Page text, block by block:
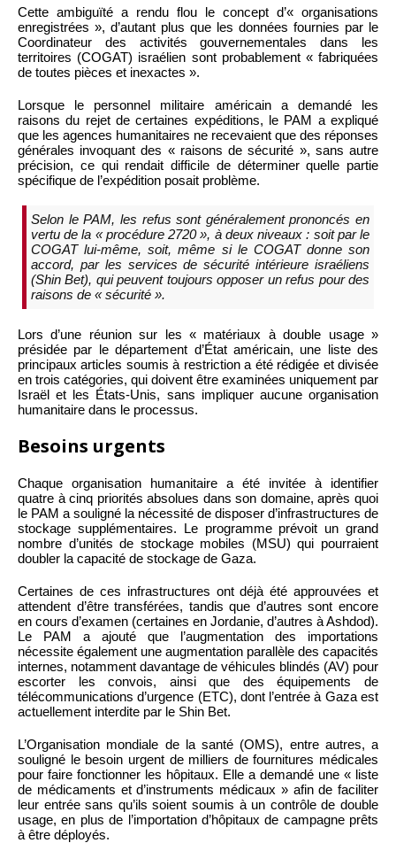
Cette ambiguïté a rendu flou le concept d’« organisations
enregistrées », d’autant plus que les données fournies par le
Coordinateur des activités gouvernementales dans les
territoires (COGAT) israélien sont probablement « fabriquées
de toutes pièces et inexactes ».
Lorsque le personnel militaire américain a demandé les
raisons du rejet de certaines expéditions, le PAM a expliqué
que les agences humanitaires ne recevaient que des réponses
générales invoquant des « raisons de sécurité », sans autre
précision, ce qui rendait difficile de déterminer quelle partie
spécifique de l’expédition posait problème.
Selon le PAM, les refus sont généralement prononcés en
vertu de la « procédure 2720 », à deux niveaux : soit par le
COGAT lui-même, soit, même si le COGAT donne son
accord, par les services de sécurité intérieure israéliens
(Shin Bet), qui peuvent toujours opposer un refus pour des
raisons de « sécurité ».
Lors d’une réunion sur les « matériaux à double usage »
présidée par le département d’État américain, une liste des
principaux articles soumis à restriction a été rédigée et divisée
en trois catégories, qui doivent être examinées uniquement par
Israël et les États-Unis, sans impliquer aucune organisation
humanitaire dans le processus.
Besoins urgents
Chaque organisation humanitaire a été invitée à identifier
quatre à cinq priorités absolues dans son domaine, après quoi
le PAM a souligné la nécessité de disposer d’infrastructures de
stockage supplémentaires. Le programme prévoit un grand
nombre d’unités de stockage mobiles (MSU) qui pourraient
doubler la capacité de stockage de Gaza.
Certaines de ces infrastructures ont déjà été approuvées et
attendent d’être transférées, tandis que d’autres sont encore
en cours d’examen (certaines en Jordanie, d’autres à Ashdod).
Le PAM a ajouté que l’augmentation des importations
nécessite également une augmentation parallèle des capacités
internes, notamment davantage de véhicules blindés (AV) pour
escorter les convois, ainsi que des équipements de
télécommunications d’urgence (ETC), dont l’entrée à Gaza est
actuellement interdite par le Shin Bet.
L’Organisation mondiale de la santé (OMS), entre autres, a
souligné le besoin urgent de milliers de fournitures médicales
pour faire fonctionner les hôpitaux. Elle a demandé une « liste
de médicaments et d’instruments médicaux » afin de faciliter
leur entrée sans qu’ils soient soumis à un contrôle de double
usage, en plus de l’importation d’hôpitaux de campagne prêts
à être déployés.